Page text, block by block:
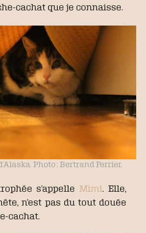
cachat que je connaisse.
Photo : Bertrand Ferrier.
s’appelleMimi. Elle,
n’est pas du tout douée
cachat.